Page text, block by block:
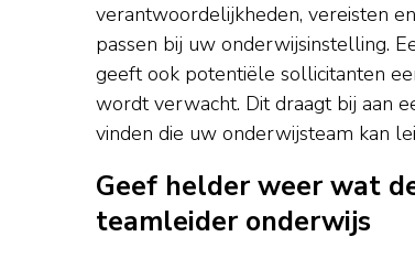
verantwoordelijkheden, vereisten
passen bij uw onderwijsinstelling.
geeft ook potentiële sollicitanten
wordt verwacht. Dit draagt bij aan
vinden die uw onderwijsteam kan
Geef helder weer wat
teamleider onderwijs